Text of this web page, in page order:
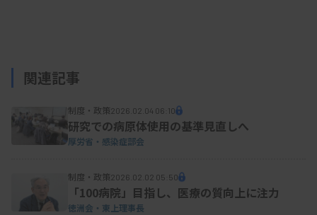
関連記事
制度・政策2026.02.04 06:10
研究での病原体使用の基準見直しへ
厚労省・感染症部会
制度・政策2026.02.02 05:50
「100病院」目指し、医療の質向上に注力
徳洲会・東上理事長